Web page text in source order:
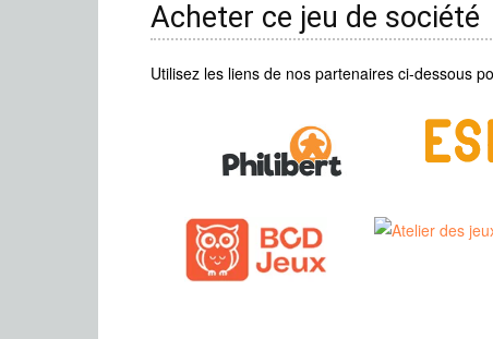
Acheter ce jeu de société
Utilisez les liens de nos partenaires ci-dessous